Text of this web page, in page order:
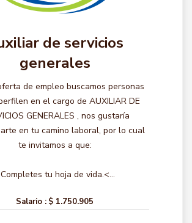
de servicios
generales
de empleo buscamos personas
en el cargo de AUXILIAR DE
GENERALES , nos gustaría
en tu camino laboral, por lo cual
te invitamos a que:
tu hoja de vida.<...
Salario : $ 1.750.905